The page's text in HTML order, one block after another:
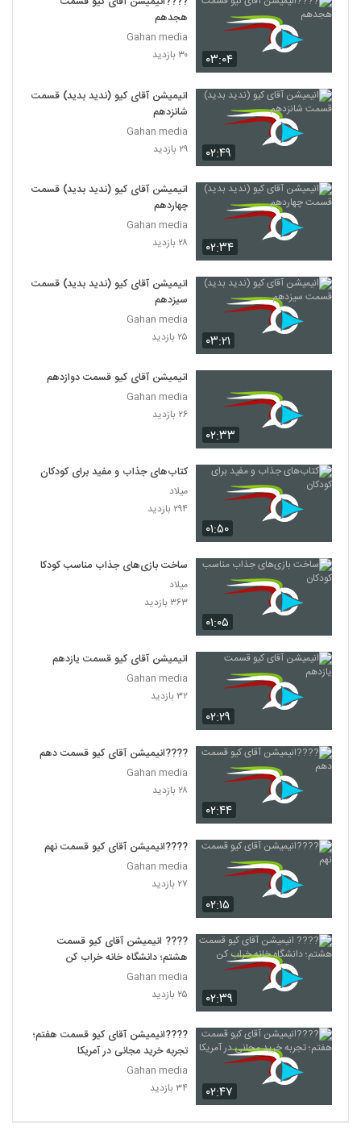
۰۳:۰۴
هجدهم
Gahan media
۳۰ بازدید
۰۲:۴۹
انیمیشن آقای کیو (ندید بدید) قسمت
شانزدهم
Gahan media
۲۹ بازدید
۰۲:۳۴
انیمیشن آقای کیو (ندید بدید) قسمت
چهاردهم
Gahan media
۲۸ بازدید
۰۳:۲۱
انیمیشن آقای کیو (ندید بدید) قسمت
سیزدهم
Gahan media
۲۵ بازدید
۰۲:۳۳
انیمیشن آقای کیو قسمت دوازدهم
Gahan media
۲۶ بازدید
۰۱:۵۰
کتاب‌های جذاب و مفید برای کودکان
میلاد
۲۹۴ بازدید
۰۱:۰۵
ساخت بازی‌های جذاب مناسب کودکان
میلاد
۳۶۳ بازدید
۰۲:۲۹
انیمیشن آقای کیو قسمت یازدهم
Gahan media
۳۲ بازدید
۰۲:۴۴
????انیمیشن آقای کیو قسمت دهم
Gahan media
۲۸ بازدید
۰۲:۱۵
????انیمیشن آقای کیو قسمت نهم
Gahan media
۲۷ بازدید
۰۲:۳۹
???? انیمیشن آقای کیو قسمت
هشتم؛ دانشگاه خانه خراب کن
Gahan media
۲۵ بازدید
۰۲:۴۷
????انیمیشن آقای کیو قسمت هفتم؛
تجربه خرید مجانی در آمریکا
Gahan media
۳۴ بازدید